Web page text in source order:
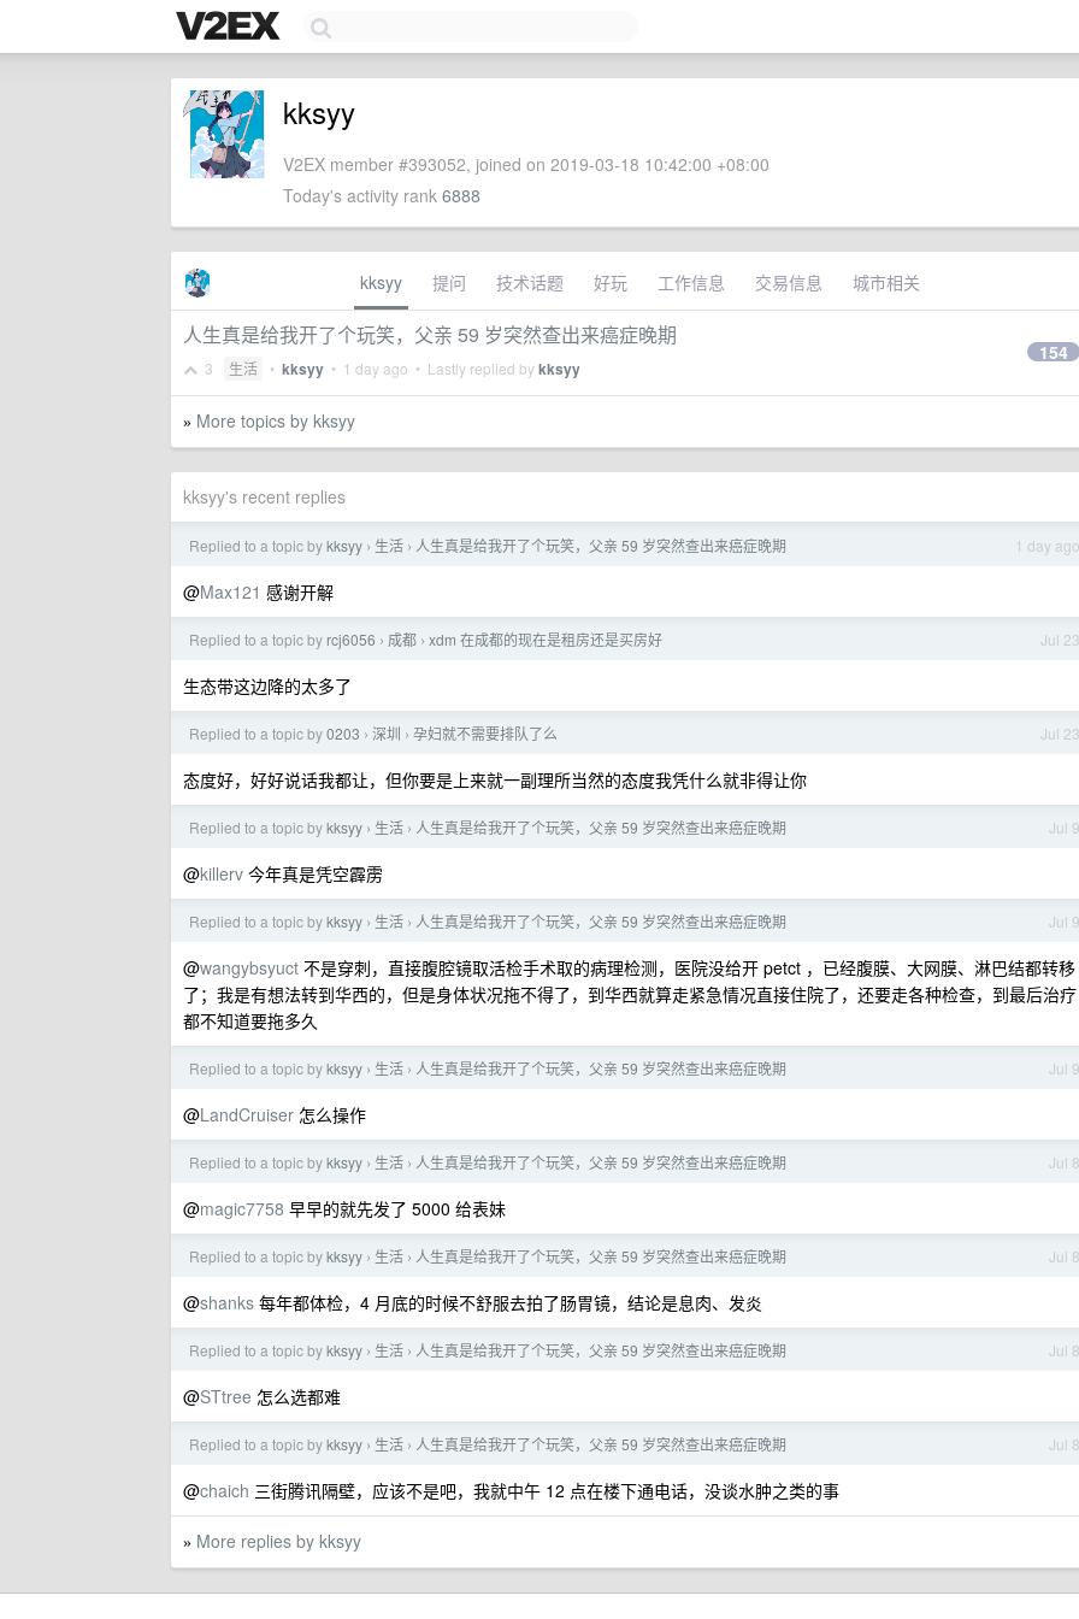
kksyy
V2EX member #393052, joined on 2019-03-18 10:42:00 +08:00
Today's activity rank 6888
kksyy 提问 技术话题 好玩 工作信息 交易信息 城市相关
人生真是给我开了个玩笑，父亲 59 岁突然查出来癌症晚期
3 生活 • kksyy • 1 day ago • Lastly replied bykksyy
154
» More topics by kksyy
kksyy's recent replies
1 day ago
Replied to a topic bykksyy › 生活 › 人生真是给我开了个玩笑，父亲 59 岁突然查出来癌症晚期
@Max121 感谢开解
Jul 23
Replied to a topic by rcj6056 › 成都 › xdm 在成都的现在是租房还是买房好
生态带这边降的太多了
Jul 23
Replied to a topic by0203 › 深圳 › 孕妇就不需要排队了么
态度好，好好说话我都让，但你要是上来就一副理所当然的态度我凭什么就非得让你
Jul 9
Replied to a topic bykksyy › 生活 › 人生真是给我开了个玩笑，父亲 59 岁突然查出来癌症晚期
@killerv 今年真是凭空霹雳
Jul 9
Replied to a topic bykksyy › 生活 › 人生真是给我开了个玩笑，父亲 59 岁突然查出来癌症晚期
@wangybsyuct 不是穿刺，直接腹腔镜取活检手术取的病理检测，医院没给开 petct ，已经腹膜、大网膜、淋巴结都转移
了；我是有想法转到华西的，但是身体状况拖不得了，到华西就算走紧急情况直接住院了，还要走各种检查，到最后治疗
都不知道要拖多久
Jul 9
Replied to a topic bykksyy › 生活 › 人生真是给我开了个玩笑，父亲 59 岁突然查出来癌症晚期
@LandCruiser 怎么操作
Jul 8
Replied to a topic bykksyy › 生活 › 人生真是给我开了个玩笑，父亲 59 岁突然查出来癌症晚期
@magic7758 早早的就先发了 5000 给表妹
Jul 8
Replied to a topic bykksyy › 生活 › 人生真是给我开了个玩笑，父亲 59 岁突然查出来癌症晚期
@shanks 每年都体检，4 月底的时候不舒服去拍了肠胃镜，结论是息肉、发炎
Jul 8
Replied to a topic bykksyy › 生活 › 人生真是给我开了个玩笑，父亲 59 岁突然查出来癌症晚期
@STtree 怎么选都难
Jul 8
Replied to a topic bykksyy › 生活 › 人生真是给我开了个玩笑，父亲 59 岁突然查出来癌症晚期
@chaich 三街腾讯隔壁，应该不是吧，我就中午 12 点在楼下通电话，没谈水肿之类的事
» More replies by kksyy